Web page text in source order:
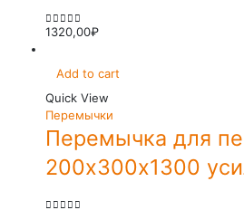
0out of 5
1320,00₽
Add to cart
Quick View
Перемычки
Перемычка для
200х300х1300